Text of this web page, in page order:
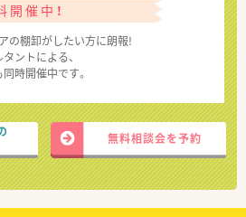
催中！
の棚卸がしたい方に朗報!
ントによる、
時開催中です。
無料相談会を予約